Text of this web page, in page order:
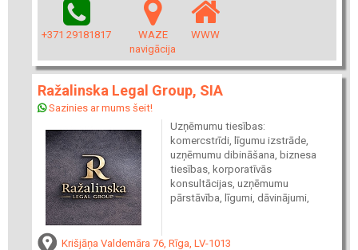
+371 29181817
WAZE
navigācija
WWW
Ražalinska Legal Group, SIA
Sazinies ar mums šeit!
Uzņēmumu tiesības:
komercstrīdi, līgumu izstrāde,
uzņēmumu dibināšana, biznesa
tiesības, korporatīvās
konsultācijas, uzņēmumu
pārstāvība, līgumi, dāvinājumi,
Krišjāņa Valdemāra 76, Rīga, LV-1013